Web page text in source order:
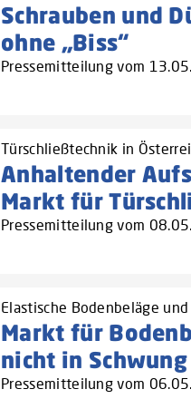
Schrauben und
ohne „Biss“
Pressemitteilung vom
Türschließtechnik in
Anhaltender
Markt für
Pressemitteilung vom
Elastische Bodenbeläge
Markt für
nicht in Schwung
Pressemitteilung vom